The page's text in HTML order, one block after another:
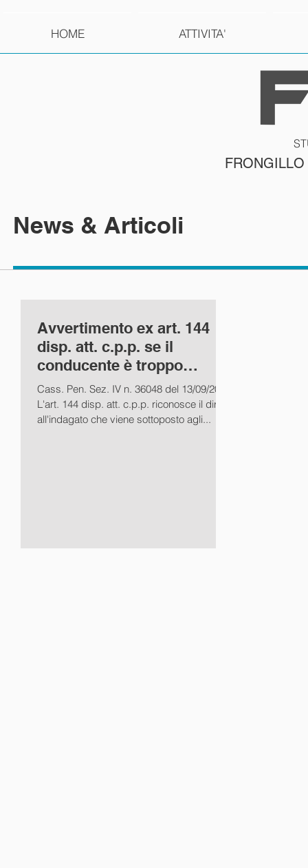
HOME ATTIVITA'
News & Articoli
Avvertimento ex art. 144
disp. att. c.p.p. se il
conducente è troppo
ubriaco
Cass. Pen. Sez. IV n. 36048 del 13/09/2022
L'art. 144 disp. att. c.p.p. riconosce il diritto
all'indagato che viene sottoposto agli...